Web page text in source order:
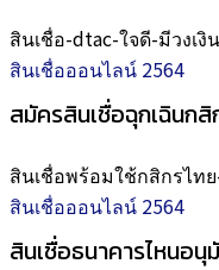
สินเชื่อ-dtac-ใจดี-มีวงเงิ
สินเชื่อออนไลน์ 2564
สมัครสินเชื่อฉุกเฉินก
สินเชื่อพร้อมใช้กสิกรไท
สินเชื่อออนไลน์ 2564
สินเชื่อธนาคารไหนอ